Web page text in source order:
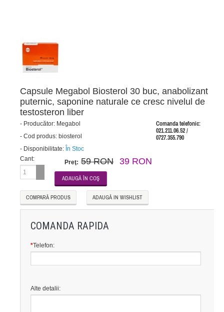
Capsule Megabol Biosterol 30 buc, anabolizant
puternic, saponine naturale ce cresc nivelul de
testosteron liber
Comanda telefonic:
021.211.06.52 /
0727.355.790
- Producător: Megabol
- Cod produs: biosterol
- Disponibilitate: În Stoc
Cant:
Preţ: 59 RON 39 RON
COMPARĂ PRODUS ADAUGĂ IN WISHLIST
COMANDA RAPIDA
*Telefon:
Alte detalii: